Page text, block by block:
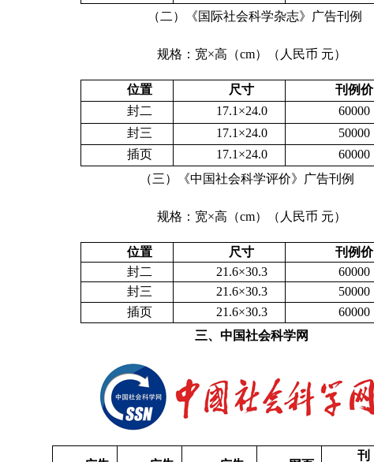
（二）《国际社会科学杂志》广告刊例
规格：宽×高（cm）（人民币 元）
位置 尺寸
刊例价
封二
17.1 ×24.0
60000
封三
17.1 ×24.0
50000
插页
17.1 ×24.0
60000
（三）《中国社会科学评价》广告刊例
规格：宽×高（cm）（人民币 元）
位置 尺寸
刊例价
封二
21.6×30.3
60000
封三
21.6×30.3
50000
插页
21.6×30.3
60000
三、中国社会科学网
刊